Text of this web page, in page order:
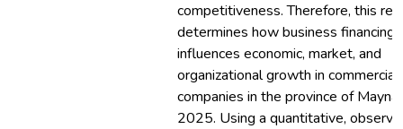
competitiveness. Therefore, this
determines how business financing
influences economic, market, and
organizational growth in commercial
companies in the province of
2025. Using a quantitative,